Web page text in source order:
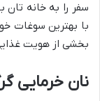
سفر را به خانه تان
با بهترین سوغات
بخشی از هویت
نان خرمایی